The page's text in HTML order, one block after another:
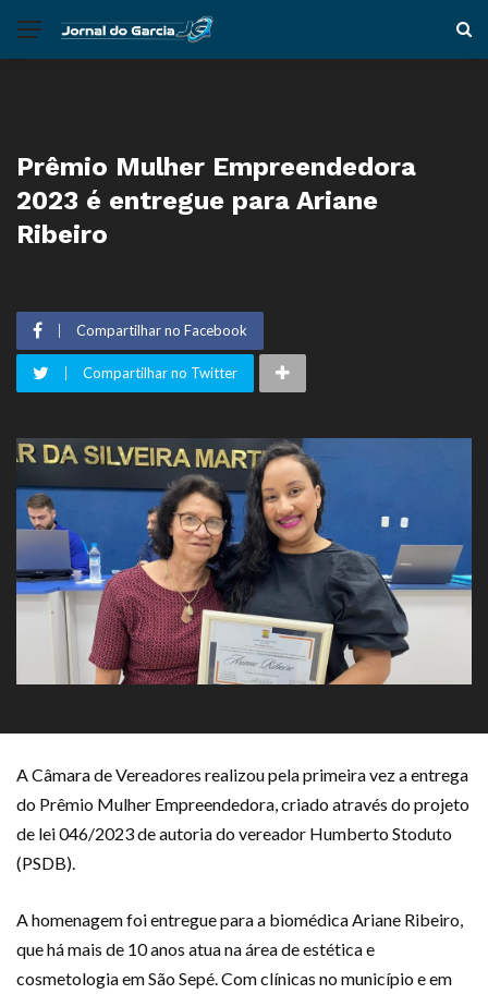
Prêmio Mulher Empreendedora
2023 é entregue para Ariane
Ribeiro
Compartilhar no Facebook
Compartilhar no Twitter
A Câmara de Vereadores realizou pela primeira vez a entrega
do Prêmio Mulher Empreendedora, criado através do projeto
de lei 046/2023 de autoria do vereador Humberto Stoduto
(PSDB).
A homenagem foi entregue para a biomédica Ariane Ribeiro,
que há mais de 10 anos atua na área de estética e
cosmetologia em São Sepé. Com clínicas no município e em